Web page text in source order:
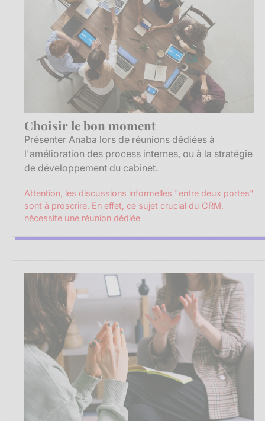
Choisir le bon moment
Présenter Anaba lors de réunions dédiées à
l'amélioration des process internes, ou à la stratégie
de développement du cabinet.
Attention, les discussions informelles "entre deux portes"
sont à proscrire. En effet, ce sujet crucial du CRM,
nécessite une réunion dédiée